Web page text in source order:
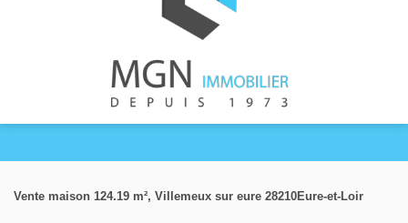
Vente maison 124.19 m², Villemeux sur eure 28210Eure-et-Loir